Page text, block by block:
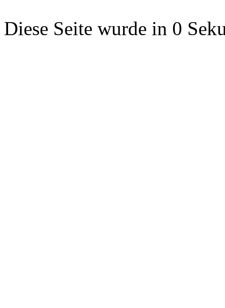
Diese Seite wurde in 0